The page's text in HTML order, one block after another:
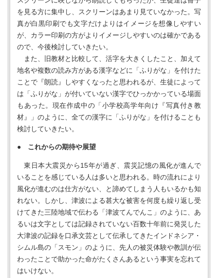
を見る方に集中し、スクリーンはあまり見ていなかった。写
真が白黒印刷でも文字だけよりはイメージを想像しやすい
が、カラー印刷の方がよりイメージしやすいのは確かである
ので、今後検討していきたい。
また、旧教材と比較して、活字を大きくしたこと、加えて
地名や複数の読み方がある漢字などに「ふりがな」を付けた
ことで『朗読』しやすくなったと思われるが、生徒によって
は「ふりがな」が付いていない漢字でひっかかっている場面
もあった。現在作成中の「小学校高学年向け『写真付き教
材』」のように、全ての漢字に「ふりがな」を付けることも
検討していきたい。
● これからの期待や展望
東日本大震災から15年が過ぎ、震災記憶の風化が進んで
いることを感じている人は多いと思われる。時の流れにより
風化が進むのは仕方がない、と諦めてしまう人もいるかも知
れない。しかし、津波による甚大な被害を何度も繰り返し受
けてきた三陸地域で伝わる「津波てんでんこ」のように、あ
るいは文字としては記録されていない百数十年前に発災した
大津波の記録を口承文芸として伝承してきたインドネシア・
シムル島の「スモン」のように、先人の被災体験や教訓が伝
わったことで助かった命がたくさんあるという事実を忘れて
はいけない。